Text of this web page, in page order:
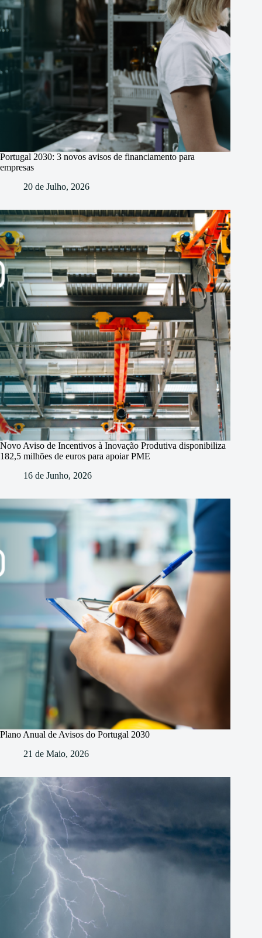
Portugal 2030: 3 novos avisos de financiamento para
empresas
20 de Julho, 2026
Novo Aviso de Incentivos à Inovação Produtiva disponibiliza
182,5 milhões de euros para apoiar PME
16 de Junho, 2026
Plano Anual de Avisos do Portugal 2030
21 de Maio, 2026